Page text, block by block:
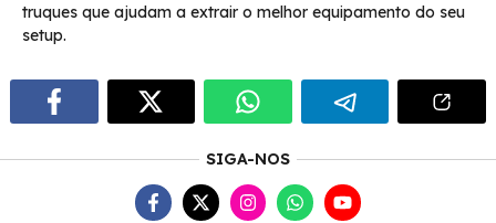
truques que ajudam a extrair o melhor equipamento do seu
setup.
SIGA-NOS